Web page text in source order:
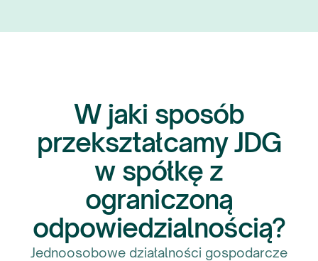
W jaki sposób
przekształcamy JDG
w spółkę z
ograniczoną
odpowiedzialnością?
Jednoosobowe działalności gospodarcze